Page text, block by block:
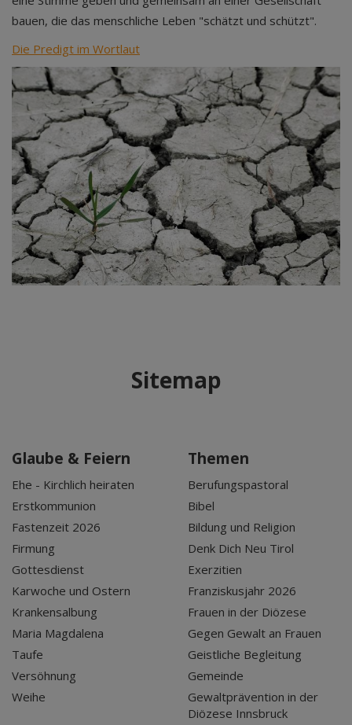
bauen, die das menschliche Leben "schätzt und schützt".
Die Predigt im Wortlaut
Sitemap
Glaube & Feiern
Ehe - Kirchlich heiraten
Erstkommunion
Fastenzeit 2026
Firmung
Gottesdienst
Karwoche und Ostern
Krankensalbung
Maria Magdalena
Taufe
Versöhnung
Weihe
Themen
Berufungspastoral
Bibel
Bildung und Religion
Denk Dich Neu Tirol
Exerzitien
Franziskusjahr 2026
Frauen in der Diözese
Gegen Gewalt an Frauen
Geistliche Begleitung
Gemeinde
Gewaltprävention in der
Diözese Innsbruck